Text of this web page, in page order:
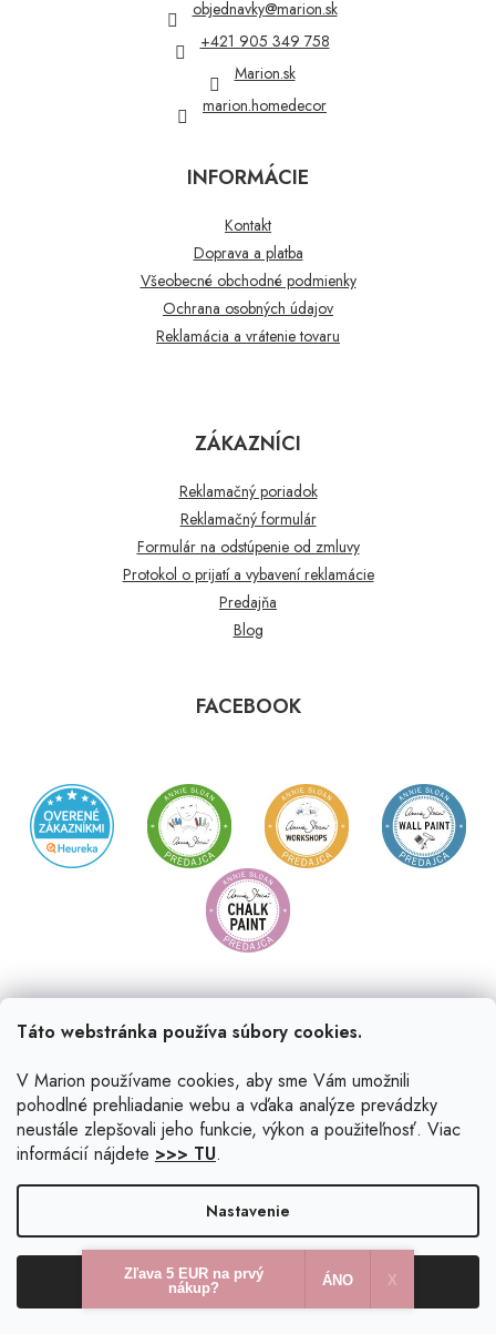
Táto webstránka používa súbory cookies.
V Marion používame cookies, aby sme Vám umožnili
pohodlné prehliadanie webu a vďaka analýze prevádzky
neustále zlepšovali jeho funkcie, výkon a použiteľnosť. Viac
informácií nájdete >>> TU.
Nastavenie
Odmietnuť Súhlasím
objednavky@marion.sk
+421 905 349 758
Marion.sk
marion.homedecor
INFORMÁCIE
Kontakt
Doprava a platba
Všeobecné obchodné podmienky
Ochrana osobných údajov
Reklamácia a vrátenie tovaru
ZÁKAZNÍCI
Reklamačný poriadok
Reklamačný formulár
Formulár na odstúpenie od zmluvy
Protokol o prijatí a vybavení reklamácie
Predajňa
Blog
FACEBOOK
Vytvoril Shoptet|Upravil Balkys
Copyright 2026 . Všetky práva vyhradené.
Upraviť
nastavenie cookies
Zľava 5 EUR na prvý
nákup?
ÁNO X​